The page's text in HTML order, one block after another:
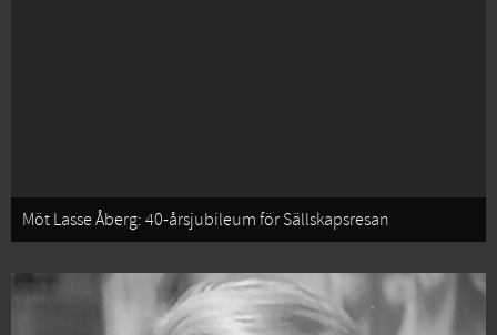
Möt Lasse Åberg: 40-årsjubileum för Sällskapsresan